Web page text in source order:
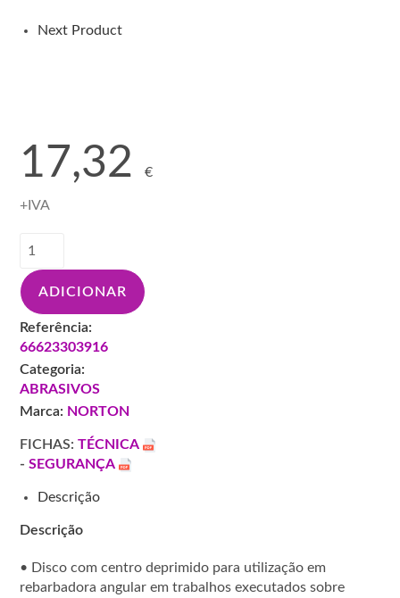
R9101
Next Product
17,32€
+IVA
N-
DISCO
ABRASIVO
CLEAN
C/SUPORTE
LARANJA
R9101
ADICIONAR
Referência:
66623303916
Categoria:
ABRASIVOS
Marca: NORTON
FICHAS:TÉCNICA
-SEGURANÇA
Descrição
Descrição
• Disco com centro deprimido para utilização em
rebarbadora angular em trabalhos executados sobre